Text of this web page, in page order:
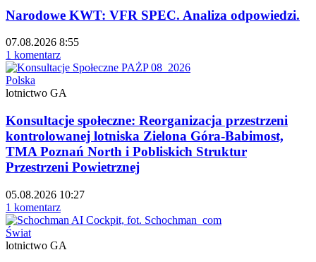
Narodowe KWT: VFR SPEC. Analiza odpowiedzi.
07.08.2026 8:55
1 komentarz
Polska
lotnictwo GA
Konsultacje społeczne: Reorganizacja przestrzeni
kontrolowanej lotniska Zielona Góra-Babimost,
TMA Poznań North i Pobliskich Struktur
Przestrzeni Powietrznej
05.08.2026 10:27
1 komentarz
Świat
lotnictwo GA